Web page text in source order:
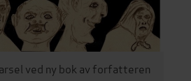
ved ny bok av forfatteren